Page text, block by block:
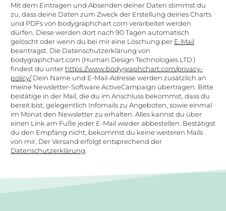
Mit dem Eintragen und Absenden deiner Daten stimmst du
zu, dass deine Daten zum Zweck der Erstellung deines Charts
und PDFs von bodygraphchart.com verarbeitet werden
dürfen. Diese werden dort nach 90 Tagen automatisch
gelöscht oder wenn du bei mir eine Löschung per E-Mail
beantragst. Die Datenschutzerklärung von
bodygraphchart.com (Human Design Technologies LTD )
findest du unter https://www.bodygraphchart.com/privacy-
policy/Dein Name und E-Mail-Adresse werden zusätzlich an
meine Newsletter-Software ActiveCampaign übertragen. Bitte
bestätige in der Mail, die du im Anschluss bekommst, dass du
bereit bist, gelegentlich Infomails zu Angeboten, sowie einmal
im Monat den Newsletter zu erhalten. Alles kannst du über
einen Link am Fuße jeder E-Mail wieder abbestellen. Bestätigst
du den Empfang nicht, bekommst du keine weiteren Mails
von mir. Der Versand erfolgt entsprechend der
Datenschutzerklärung